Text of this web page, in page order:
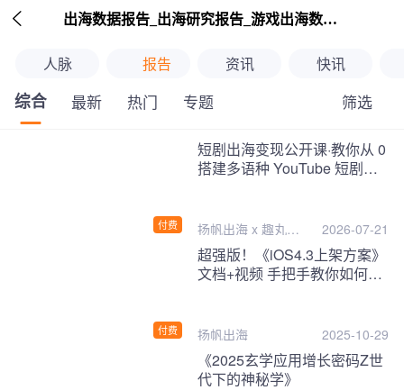
 出海数据报告_出海研究报告_游戏出海数据报告_海外趋势分析-扬帆出海
人脉 报告 资讯 快讯
综合 最新 热门 专题 筛选
继续下拉刷新
付费
短剧出海变现公开课·教你从 0
搭建多语种 YouTube 短剧频
扬帆出海 x 趣丸千 2026-07-21
付费
超强版！《iOS4.3上架方案》
文档+视频 手把手教你如何一
扬帆出海 2025-10-29
《2025玄学应用增长密码Z世
代下的神秘学》